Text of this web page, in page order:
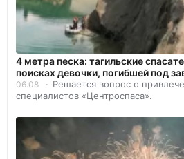
4 метра песка: тагильские
поисках девочки, погибшей под
06.08
Решается вопрос о
специалистов «Центроспаса».